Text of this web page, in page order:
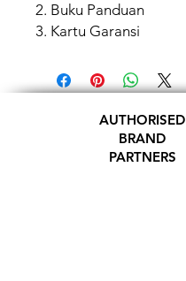
2. Buku Panduan
3. Kartu Garansi
AUTHORISED
BRAND
PARTNERS